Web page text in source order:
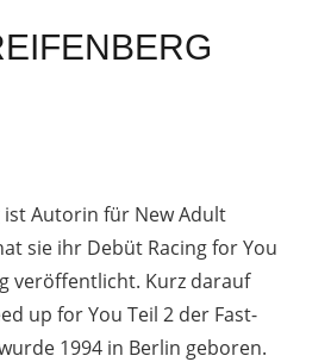
ist Autorin für New Adult
sie ihr Debüt Racing for You
veröffentlicht. Kurz darauf
up for You Teil 2 der Fast-
1994 in Berlin geboren.